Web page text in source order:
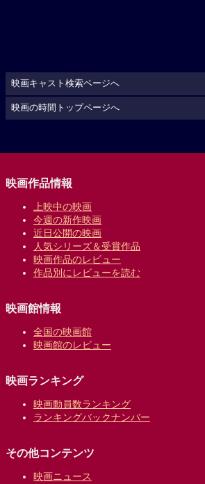
映画キャスト検索ページへ
映画の時間トップページへ
映画作品情報
上映中の映画
今週の新作映画
近日公開の映画
人気シリーズ＆受賞作品
映画作品のレビュー
作品別にレビューを読む
映画館情報
全国の映画館
映画館のレビュー
映画ランキング
映画動員数ランキング
ランキングバックナンバー
その他コンテンツ
映画ニュース